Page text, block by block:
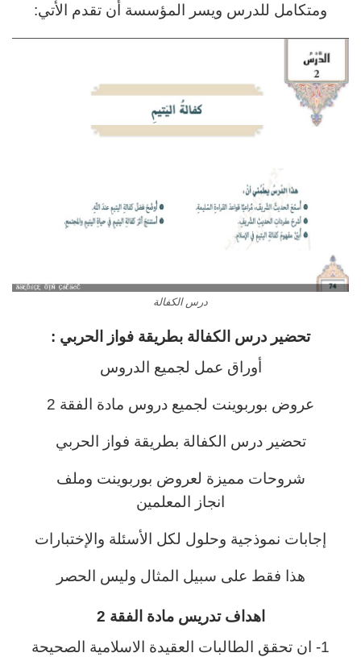
ومتكامل للدرس ويسر المؤسسة أن تقدم الأتي:
درس الكفالة
تحضير درس الكفالة بطريقة فواز الحربي :
أوراق عمل لجميع الدروس
عروض بوربوينت لجميع دروس مادة الفقة 2
تحضير درس الكفالة بطريقة فواز الحربي
شروحات مميزة لعروض بوربوينت وملف
انجاز المعلمين
إجابات نموذجية وحلول لكل الأسئلة والإختبارات
هذا فقط على سبيل المثال وليس الحصر
اهداف تدريس مادة الفقة 2
1- ان تحقق الطالبات العقيدة الاسلامية الصحيحة